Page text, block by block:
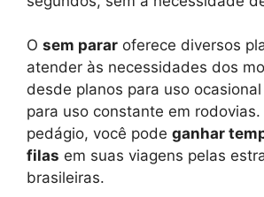
O sem parar oferece diversos
atender às necessidades dos
desde planos para uso
para uso constante em
pedágio, você pode ganhar
filas em suas viagens pelas
brasileiras.